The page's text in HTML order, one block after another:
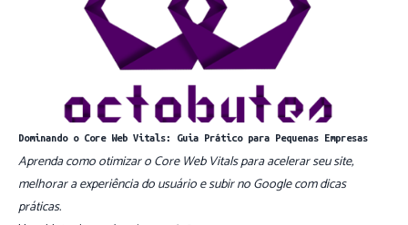
Dominando o Core Web Vitals: Guia Prático para Pequenas Empresas
Aprenda como otimizar o Core Web Vitals para acelerar seu site,
melhorar a experiência do usuário e subir no Google com dicas
práticas.